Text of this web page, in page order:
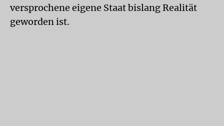
versprochene eigene Staat bislang Realität
geworden ist.